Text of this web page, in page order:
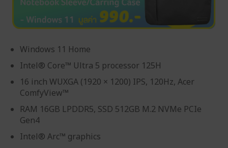
Windows 11 Home
Intel® Core™ Ultra 5 processor 125H
16 inch WUXGA (1920 × 1200) IPS, 120Hz, Acer
ComfyView™
RAM 16GB LPDDR5, SSD 512GB M.2 NVMe PCIe
Gen4
Intel® Arc™ graphics